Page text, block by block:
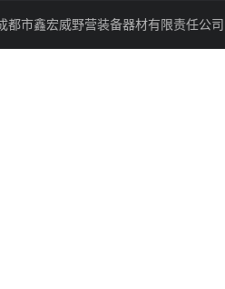
都市鑫宏威野营装备器材有限责任公司